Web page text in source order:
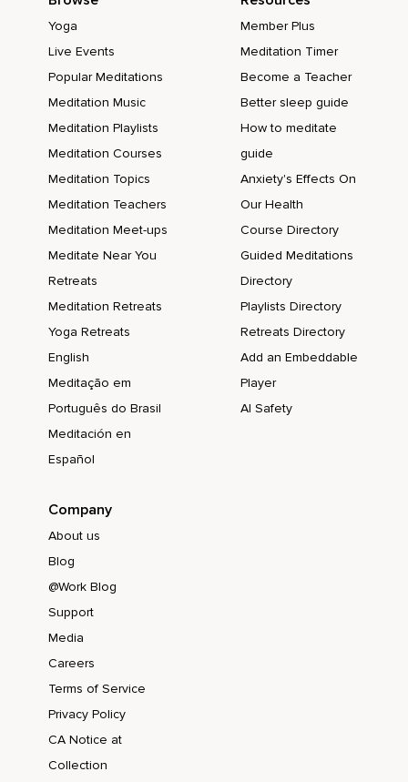
Yoga
Live Events
Popular Meditations
Meditation Music
Meditation Playlists
Meditation Courses
Meditation Topics
Meditation Teachers
Meditation Meet-ups
Meditate Near You
Retreats
Meditation Retreats
Yoga Retreats
English
Meditação em
Português do Brasil
Meditación en
Español
Member Plus
Meditation Timer
Become a Teacher
Better sleep guide
How to meditate
guide
Anxiety's Effects On
Our Health
Course Directory
Guided Meditations
Directory
Playlists Directory
Retreats Directory
Add an Embeddable
Player
AI Safety
Company
About us
Blog
@Work Blog
Support
Media
Careers
Terms of Service
Privacy Policy
CA Notice at
Collection